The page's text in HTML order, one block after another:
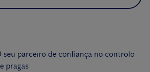
seu parceiro de confiança no controlo
pragas